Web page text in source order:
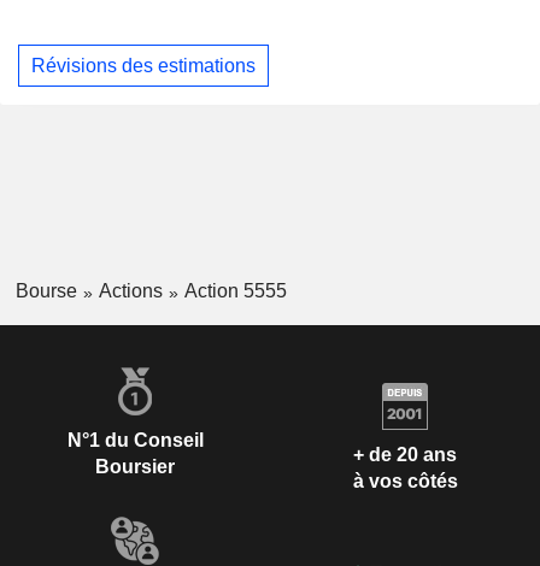
Révisions des estimations
Bourse Actions Action 5555
N°1 du Conseil
Boursier
+ de 20 ans
à vos côtés